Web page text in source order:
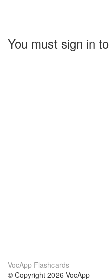
You must sign in
VocApp Flashcards
© Copyright 2026 VocApp